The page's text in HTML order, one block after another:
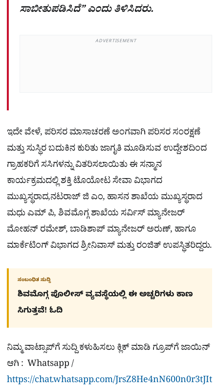
ಸಾಬೀತುಪಡಿಸಿದೆ” ಎಂದು ತಿಳಿಸಿದರು.
ADVERTISEMENT
ಇದೇ ವೇಳೆ, ಪರಿಸರ ಮಾಸಾಚರಣೆ ಅಂಗವಾಗಿ ಪರಿಸರ ಸಂರಕ್ಷಣೆ
ಮತ್ತು ಸುಸ್ಥಿರ ಬದುಕಿನ ಕುರಿತು ಜಾಗೃತಿ ಮೂಡಿಸುವ ಉದ್ದೇಶದಿಂದ
ಗ್ರಾಹಕರಿಗೆ ಸಸಿಗಳನ್ನು ವಿತರಿಸಲಾಯಿತು ಈ ಸನ್ಮಾನ
ಕಾರ್ಯಕ್ರಮದಲ್ಲಿ ಶಕ್ತಿ ಟೊಯೋಟ ಸೇವಾ ವಿಭಾಗದ
ಮುಖ್ಯಸ್ಥರಾದ,ನಟರಾಜ್ ಜಿ ಎಂ, ಹಾಸನ ಶಾಖೆಯ ಮುಖ್ಯಸ್ಥರಾದ
ಮಧು ಎಮ್ ಪಿ, ಶಿವಮೊಗ್ಗ ಶಾಖೆಯ ಸರ್ವಿಸ್ ಮ್ಯಾನೇಜರ್
ಮೋಹನ್ ರಮೇಶ್, ಬಾಡಿಶಾಪ್ ಮ್ಯಾನೇಜರ್ ಅರುಣ್, ಹಾಗೂ
ಮಾರ್ಕೆಟಿಂಗ್ ವಿಭಾಗದ ಶ್ರೀನಿವಾಸ್ ಮತ್ತು ರಂಜಿತ್ ಉಪಸ್ಥಿತರಿದ್ದರು.
ಸಂಬಂಧಿತ ಸುದ್ದಿ
ಶಿವಮೊಗ್ಗ ಪೊಲೀಸ್​ ವ್ಯವಸ್ಥೆಯಲ್ಲಿ ಈ ಅಚ್ಚರಿಗಳು ಕಾಣ
ಸಿಗುತ್ತವೆ! ಓದಿ
ನಿಮ್ಮ ವಾಟ್ಸಾಪ್​ಗೆ ಸುದ್ದಿ ಕಳುಹಿಸಲು ಕ್ಲಿಕ್​ ಮಾಡಿ ಗ್ರೂಪ್​ಗೆ ಜಾಯಿನ್
ಆಗಿ : Whatsapp /
https://chat.whatsapp.com/JrsZ8He4nN600n0r3tJIt